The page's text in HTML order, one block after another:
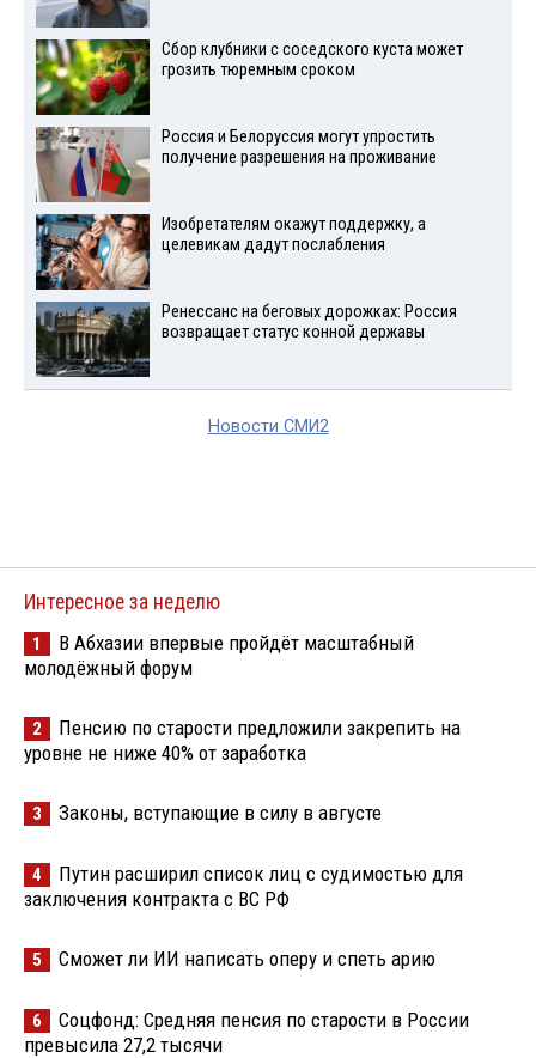
Сбор клубники с соседского куста может
грозить тюремным сроком
Россия и Белоруссия могут упростить
получение разрешения на проживание
Изобретателям окажут поддержку, а
целевикам дадут послабления
Ренессанс на беговых дорожках: Россия
возвращает статус конной державы
Новости СМИ2
Интересное за неделю
1
В Абхазии впервые пройдёт масштабный
молодёжный форум
2
Пенсию по старости предложили закрепить на
уровне не ниже 40% от заработка
3 Законы, вступающие в силу в августе
4
Путин расширил список лиц с судимостью для
заключения контракта с ВС РФ
5 Сможет ли ИИ написать оперу и спеть арию
6
Соцфонд: Средняя пенсия по старости в России
превысила 27,2 тысячи